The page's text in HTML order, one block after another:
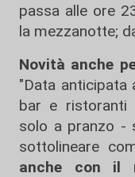
passa alle ore
la mezzanotte;
Novità anche
"Data anticipata
bar e ristoranti
solo a pranzo -
sottolineare
anche con il